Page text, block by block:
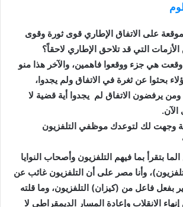
على الاتفاق الإطاري قوى ثورة وقوى
التي قد تلاحق الإطاري لاحقاً؟
وقعت هي جزء ووقعوا فاهمين، والآخر هذا منو
بحثوا عن ثغرة في الاتفاق ولم يجدوا،
ومن يرفضون الاتفاق لم يجدوا أية قضية لا
الآن.
وجهت لك لتوعدك موظفي التلفزيون
بتقرأ بما فيهم التلفزيون وأصحاب النوايا
وأنا مصر على أن التلفزيون غائب عن
بفعل فاعل من (كيزان) التلفزيون، وما قلته
الانقلاب وإعادة المسار الديمقراطي لا